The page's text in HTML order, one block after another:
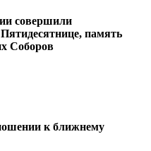
совершили
память
Соборов
к ближнему